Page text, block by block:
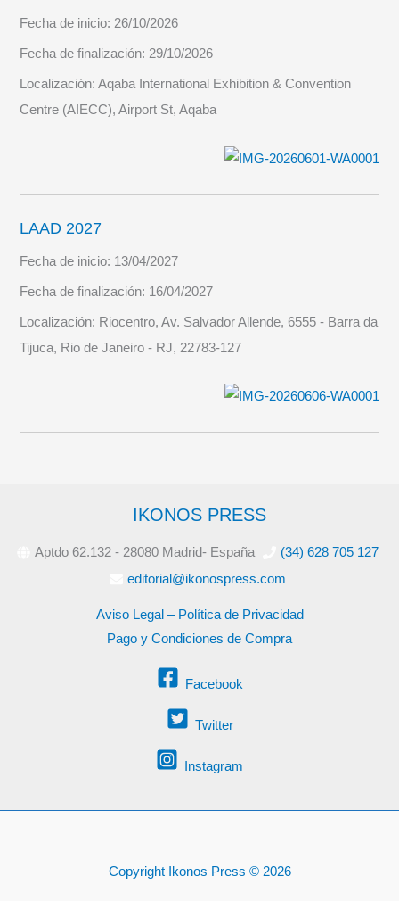
Fecha de inicio: 26/10/2026
Fecha de finalización: 29/10/2026
Localización:Aqaba International Exhibition & Convention
Centre (AIECC), Airport St, Aqaba
LAAD 2027
Fecha de inicio: 13/04/2027
Fecha de finalización: 16/04/2027
Localización: Riocentro, Av. Salvador Allende, 6555 - Barra da
Tijuca, Rio de Janeiro - RJ, 22783-127
IKONOS PRESS
Aptdo 62.132 - 28080 Madrid- España
(34) 628 705 127
editorial@ikonospress.com
Aviso Legal – Política de Privacidad
Pago y Condiciones de Compra
Facebook
Twitter
Instagram
Copyright Ikonos Press © 2026